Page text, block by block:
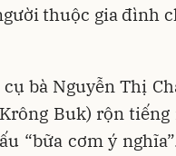
thuộc gia đình
bà Nguyễn Thị
Buk) rộn
“bữa cơm ý